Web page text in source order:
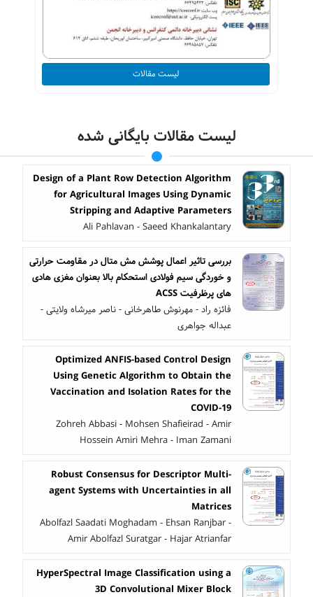
لیست مقالات
لیست مقالات بایگانی شده
Design of a Plant Row Detection Algorithm
for Agricultural Images Using Dynamic
Stripping and Adaptive Parameters
Ali Pahlavan - Saeed Khankalantary
بررسی تاثیر اعمال پوشش مش متال در مقاومت حرارتی
و خوردگی سیم فولادی استحکام بالا بعنوان مغزی هادی
های پرظرفیت ACSS
فائزه راد - مهرنوش طاهرخانی - ناصر میرشاه ولایتی -
عبداله جواهری
Optimized ANFIS-based Control Design
Using Genetic Algorithm to Obtain the
Vaccination and Isolation Rates for the
COVID-19
Zohreh Abbasi - Mohsen Shafieirad - Amir
Hossein Amiri Mehra - Iman Zamani
Robust Consensus for Descriptor Multi-
agent Systems with Uncertainties in all
Matrices
Abolfazl Saadati Moghadam - Ehsan Ranjbar -
Amir Abolfazl Suratgar - Hajar Atrianfar
HyperSpectral Image Classification using a
3D Convolutional Mixer Block